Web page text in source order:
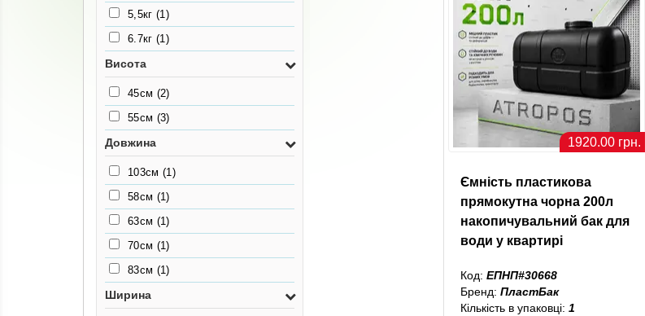
5,5кг (1)
6.7кг (1)
Висота
45см (2)
55см (3)
Довжина
103см (1)
58см (1)
63см (1)
70см (1)
83см (1)
Ширина
1920.00 грн.
Ємність пластикова
прямокутна чорна 200л
накопичувальний бак для
води у квартирі
Код: ЕПНП#30668
Бренд: ПластБак
Кількість в упаковці: 1